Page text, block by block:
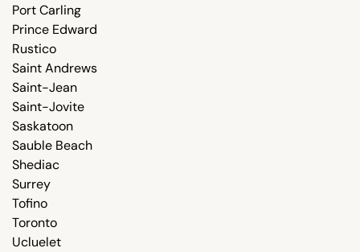
Port Carling
Prince Edward
Rustico
Saint Andrews
Saint-Jean
Saint-Jovite
Saskatoon
Sauble Beach
Shediac
Surrey
Tofino
Toronto
Ucluelet